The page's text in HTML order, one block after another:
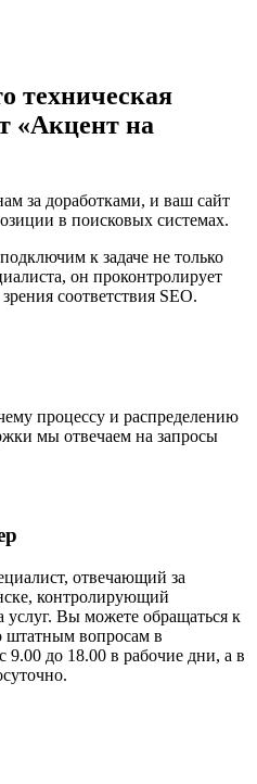
техническая
«Акцент на
за доработками, и ваш сайт
в поисковых системах.
к задаче не только
он проконтролирует
соответствия SEO.
процессу и распределению
мы отвечаем на запросы
отвечающий за
контролирующий
услуг. Вы можете обращаться к
штатным вопросам в
9.00 до 18.00 в рабочие дни, а в